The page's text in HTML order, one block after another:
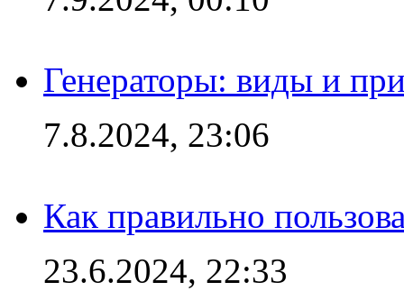
Генераторы: виды и
7.8.2024, 23:06
Как правильно
23.6.2024, 22:33